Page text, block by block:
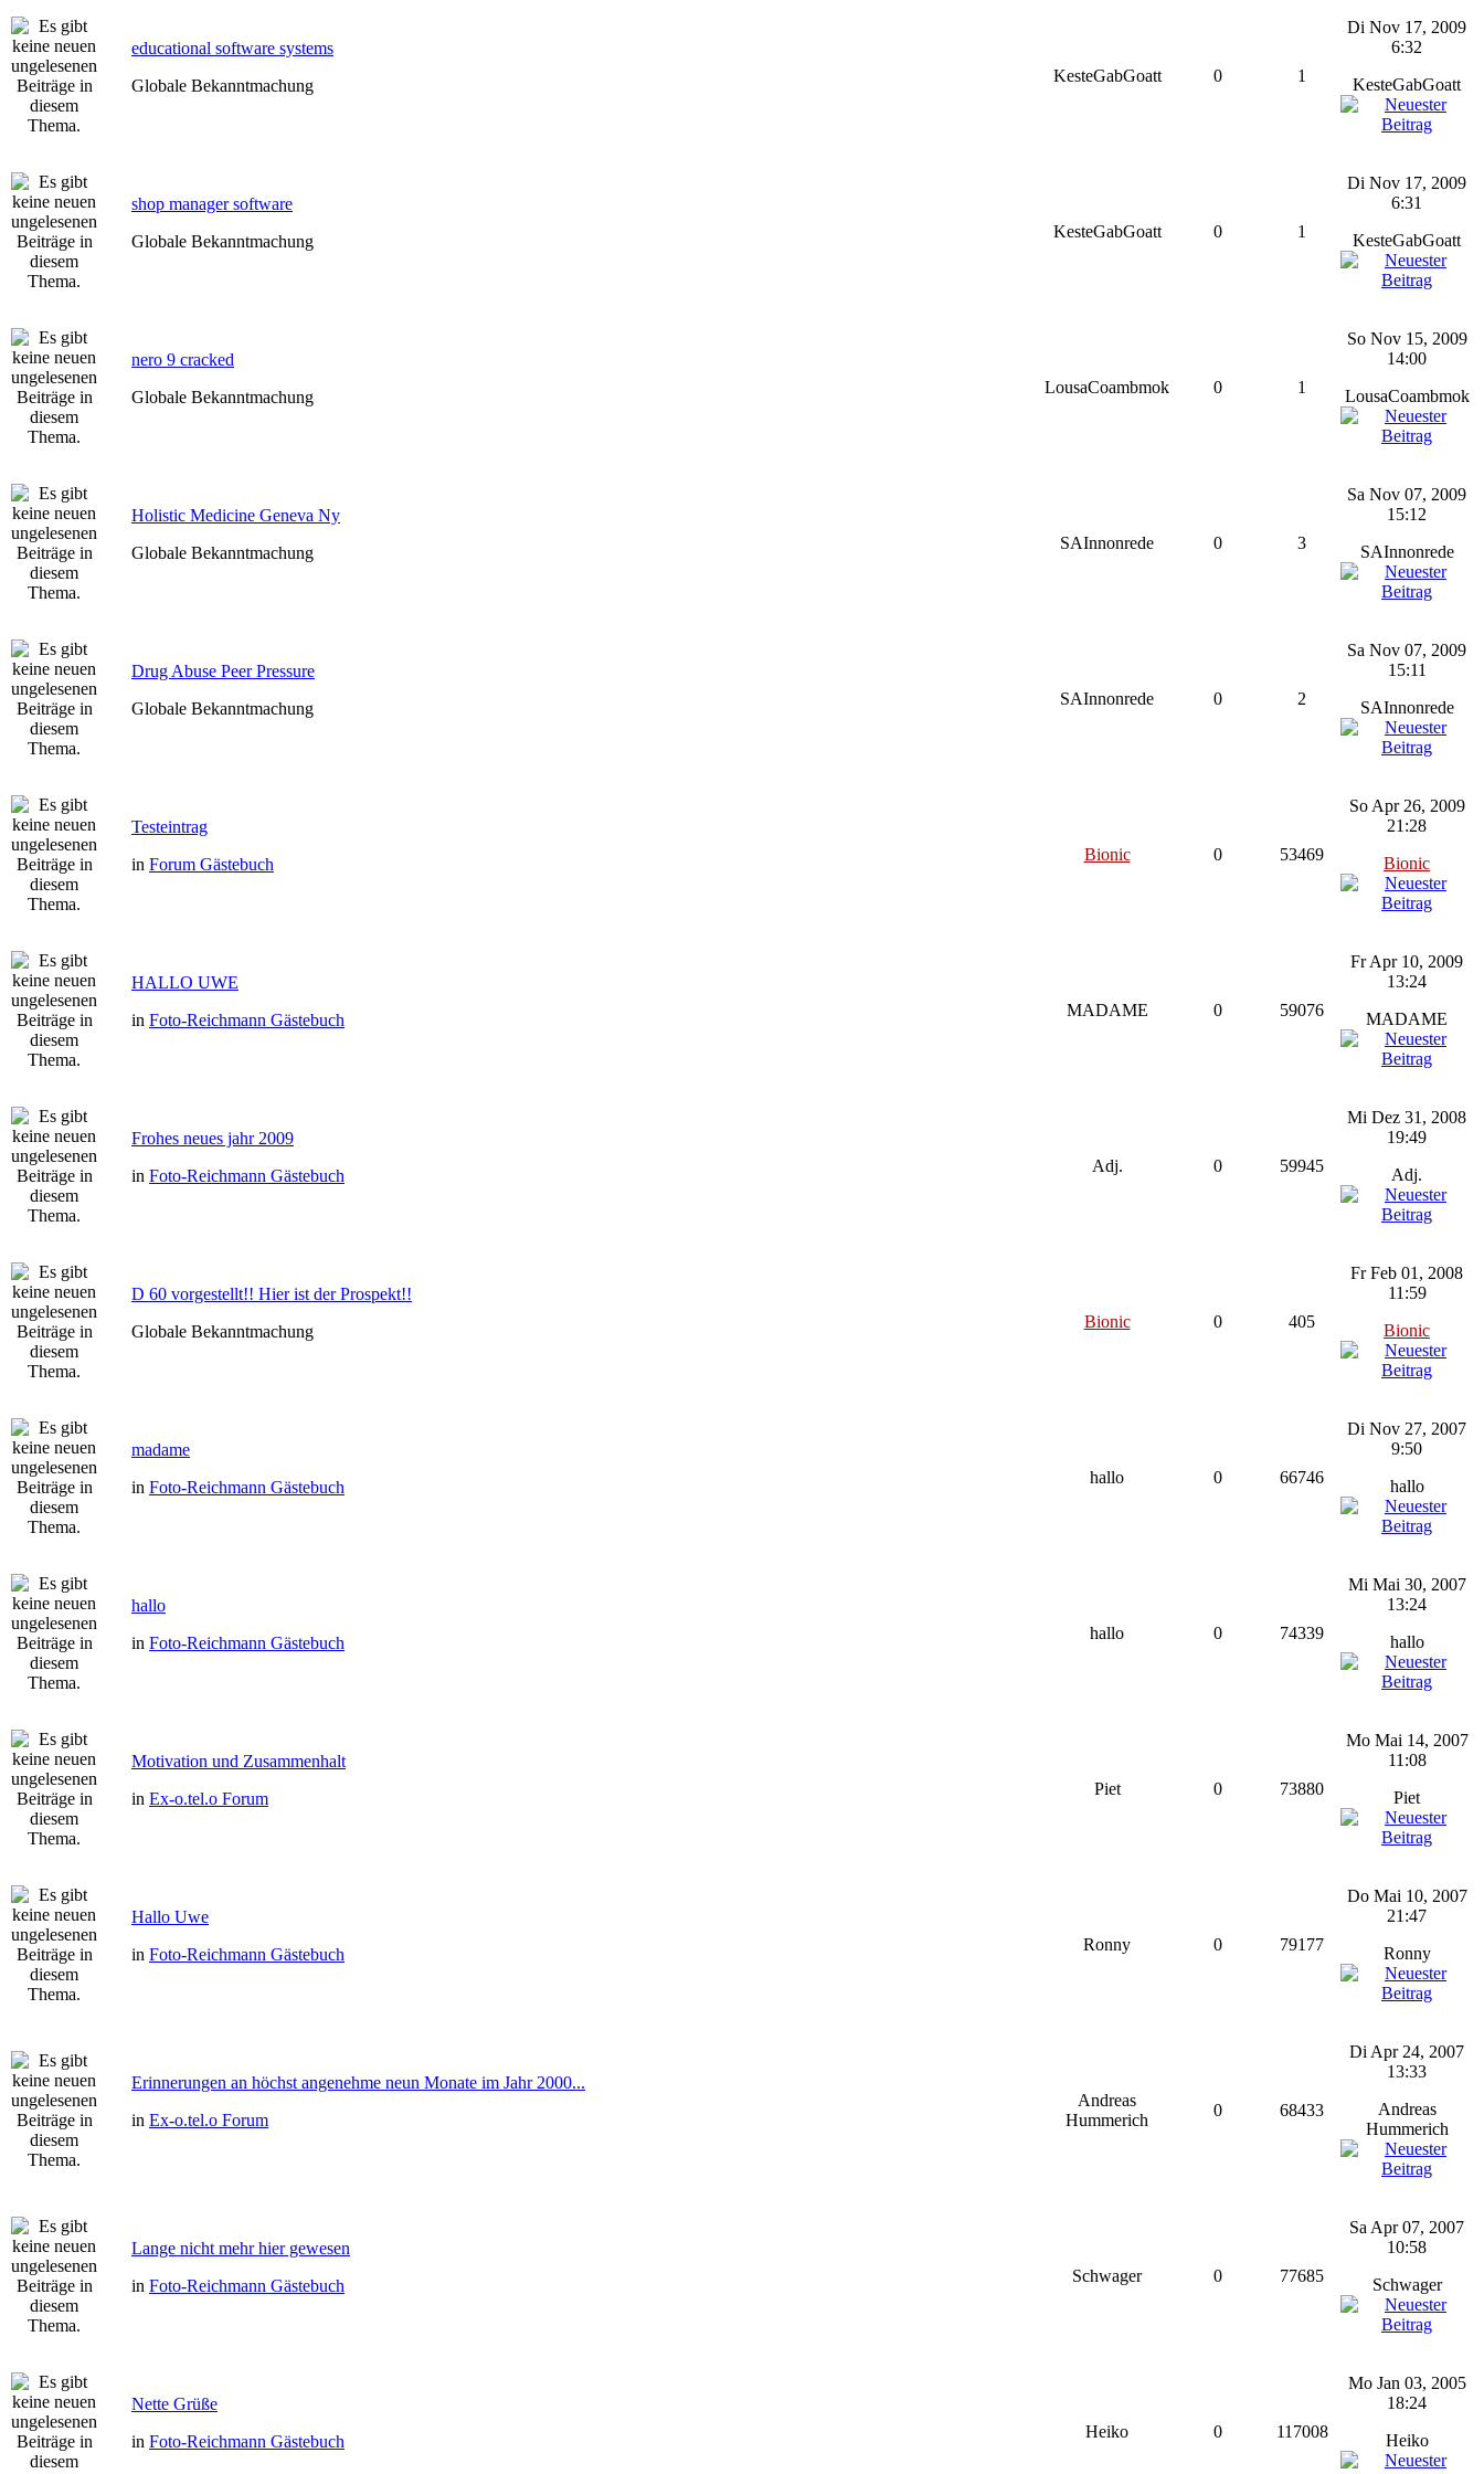
educational software systems
Globale Bekanntmachung
KesteGabGoatt 0 1
Di Nov 17, 2009
6:32
KesteGabGoatt
shop manager software
Globale Bekanntmachung
KesteGabGoatt 0 1
Di Nov 17, 2009
6:31
KesteGabGoatt
nero 9 cracked
Globale Bekanntmachung
LousaCoambmok 0 1
So Nov 15, 2009
14:00
LousaCoambmok
Holistic Medicine Geneva Ny
Globale Bekanntmachung
SAInnonrede 0 3
Sa Nov 07, 2009
15:12
SAInnonrede
Drug Abuse Peer Pressure
Globale Bekanntmachung
SAInnonrede 0 2
Sa Nov 07, 2009
15:11
SAInnonrede
Testeintrag
in Forum Gästebuch
Bionic 0 53469
So Apr 26, 2009
21:28
Bionic
HALLO UWE
in Foto-Reichmann Gästebuch
MADAME 0 59076
Fr Apr 10, 2009
13:24
MADAME
Frohes neues jahr 2009
in Foto-Reichmann Gästebuch
Adj. 0 59945
Mi Dez 31, 2008
19:49
Adj.
D 60 vorgestellt!! Hier ist der Prospekt!!
Globale Bekanntmachung
Bionic 0 405
Fr Feb 01, 2008
11:59
Bionic
madame
in Foto-Reichmann Gästebuch
hallo 0 66746
Di Nov 27, 2007
9:50
hallo
hallo
in Foto-Reichmann Gästebuch
hallo 0 74339
Mi Mai 30, 2007
13:24
hallo
Motivation und Zusammenhalt
in Ex-o.tel.o Forum
Piet 0 73880
Mo Mai 14, 2007
11:08
Piet
Hallo Uwe
in Foto-Reichmann Gästebuch
Ronny 0 79177
Do Mai 10, 2007
21:47
Ronny
Erinnerungen an höchst angenehme neun Monate im Jahr 2000...
in Ex-o.tel.o Forum
Andreas
Hummerich
0 68433
Di Apr 24, 2007
13:33
Andreas
Hummerich
Lange nicht mehr hier gewesen
in Foto-Reichmann Gästebuch
Schwager 0 77685
Sa Apr 07, 2007
10:58
Schwager
Nette Grüße
in Foto-Reichmann Gästebuch
Heiko 0 117008
Mo Jan 03, 2005
18:24
Heiko